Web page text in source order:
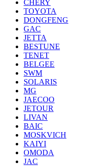
CHERY
TOYOTA
DONGFENG
GAC
JETTA
BESTUNE
TENET
BELGEE
SWM
SOLARIS
MG
JAECOO
JETOUR
LIVAN
BAIC
MOSKVICH
KAIYI
OMODA
JAC